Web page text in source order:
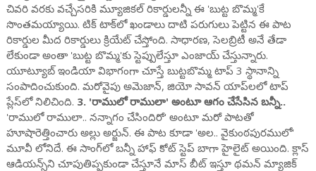
చివరి వరకు వచ్చేసరికి మ్యూజికల్ రికార్డులన్నీ ఈ 'బుట్ట బొమ్మ'కే
సొంతమయ్యాయి. టిక్ టాక్‌‌లో ఖండాలు దాటి పరుగులు పెట్టిన ఈ పాట
రికార్డుల మీద రికార్డులు క్రియేట్ చేస్తోంది. సాధారణ, సెలబ్రిటీ అనే తేడా
లేకుండా అంతా 'బుట్ట బొమ్మ'కు స్టెప్పులేస్తూ ఎంజాయ్ చేస్తున్నారు.
యూట్యూబ్ ఇండియా విభాగంగా చూస్తే బుట్టబొమ్మ టాప్ 3 స్థానాన్ని
సంపాదించుకుంది. మరోవైపు అమెజాన్, జియో సావన్ యాప్‌లలో టాప్
ప్లేస్‌లో నిలిచింది. 3. 'రాములో రాములా' అంటూ ఆగం చేసేసిన బన్నీ..
'రాములో రాములా.. నన్నాగం చేసిందిరో' అంటూ మరో పాటతో
హూషారెత్తించారు అల్లు అర్జున్. ఈ పాట కూడా 'అల.. వైకుంఠపురములో'
మూవీ లోనిదే. ఈ సాంగ్‌లో బన్నీ హాఫ్ కోట్ స్టెప్ బాగా హైలైట్ అయింది. క్లాస్
ఆడియన్స్‌ని చూపుతిప్పకుండా చేస్తూనే మాస్ బీట్ ఇస్తూ థమన్ మ్యాజిక్